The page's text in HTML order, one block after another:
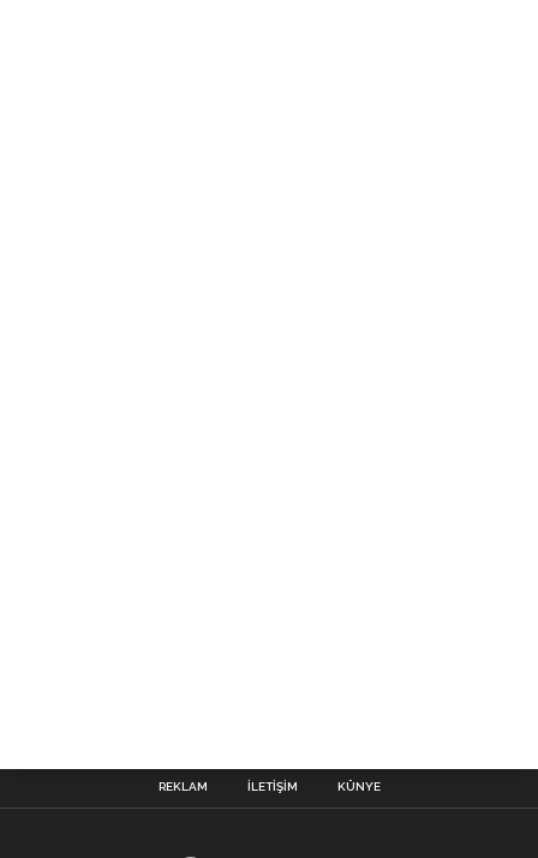
REKLAM İLETIŞIM KÜNYE